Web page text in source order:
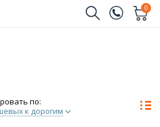
0
по:
к дорогим